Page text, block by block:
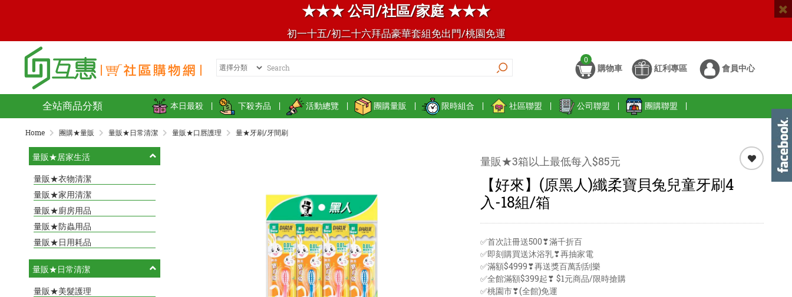
★★★ 公司/社區/家庭 ★★★
初一十五/初二十六拜品豪華套組免出門/桃園免運
0
購物車 紅利專區 會員中心
全站商品分類 本日最殺 | 下殺夯品 | 活動總覽 | 團購量販 | 限時組合 | 社區聯盟 | 公司聯盟 | 團購聯盟 |
Home 團購★量販 量販★日常清潔 量販★口唇護理 量★牙刷/牙間刷
量販★3箱以上最低每入$85元
【好來】(原黑人)纖柔寶貝兔兒童牙刷4
入-18組/箱
✅首次註冊送500❣滿千折百
✅即刻購買送沐浴乳❣再抽家電
✅滿額$4999❣再送獎百萬刮刮樂
✅全館滿額$399起❣ $1元商品/限時搶購
✅桃園市❣(全館)免運
量販★居家生活
量販★衣物清潔
量販★家用清潔
量販★廚房用品
量販★防蟲用品
量販★日用耗品
量販★日常清潔
量販★美髮護理